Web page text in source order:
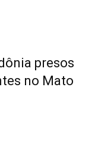
presos
no Mato